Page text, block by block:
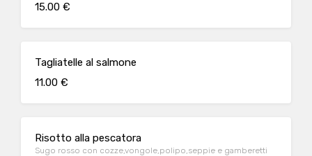
15.00 €
Tagliatelle al salmone
11.00 €
Risotto alla pescatora
Sugo rosso con cozze,vongole,polipo,seppie e gamberetti